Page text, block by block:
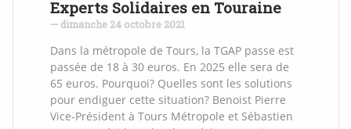
Experts Solidaires en Touraine
— dimanche 24 octobre 2021
Dans la métropole de Tours, la TGAP passe est
passée de 18 à 30 euros. En 2025 elle sera de
65 euros. Pourquoi? Quelles sont les solutions
pour endiguer cette situation? Benoist Pierre
Vice-Président à Tours Métropole et Sébastien